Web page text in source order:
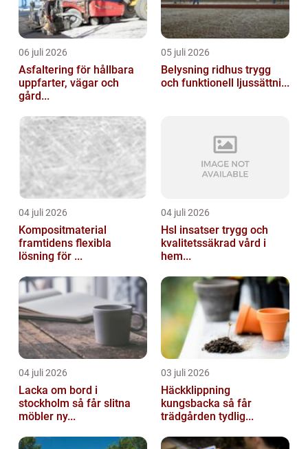
06 juli 2026
Asfaltering för hållbara
uppfarter, vägar och
gård...
05 juli 2026
Belysning ridhus trygg
och funktionell ljussättni...
04 juli 2026
Kompositmaterial
framtidens flexibla
lösning för ...
04 juli 2026
Hsl insatser trygg och
kvalitetssäkrad vård i
hem...
04 juli 2026
Lacka om bord i
stockholm så får slitna
möbler ny...
03 juli 2026
Häckklippning
kungsbacka så får
trädgården tydlig...